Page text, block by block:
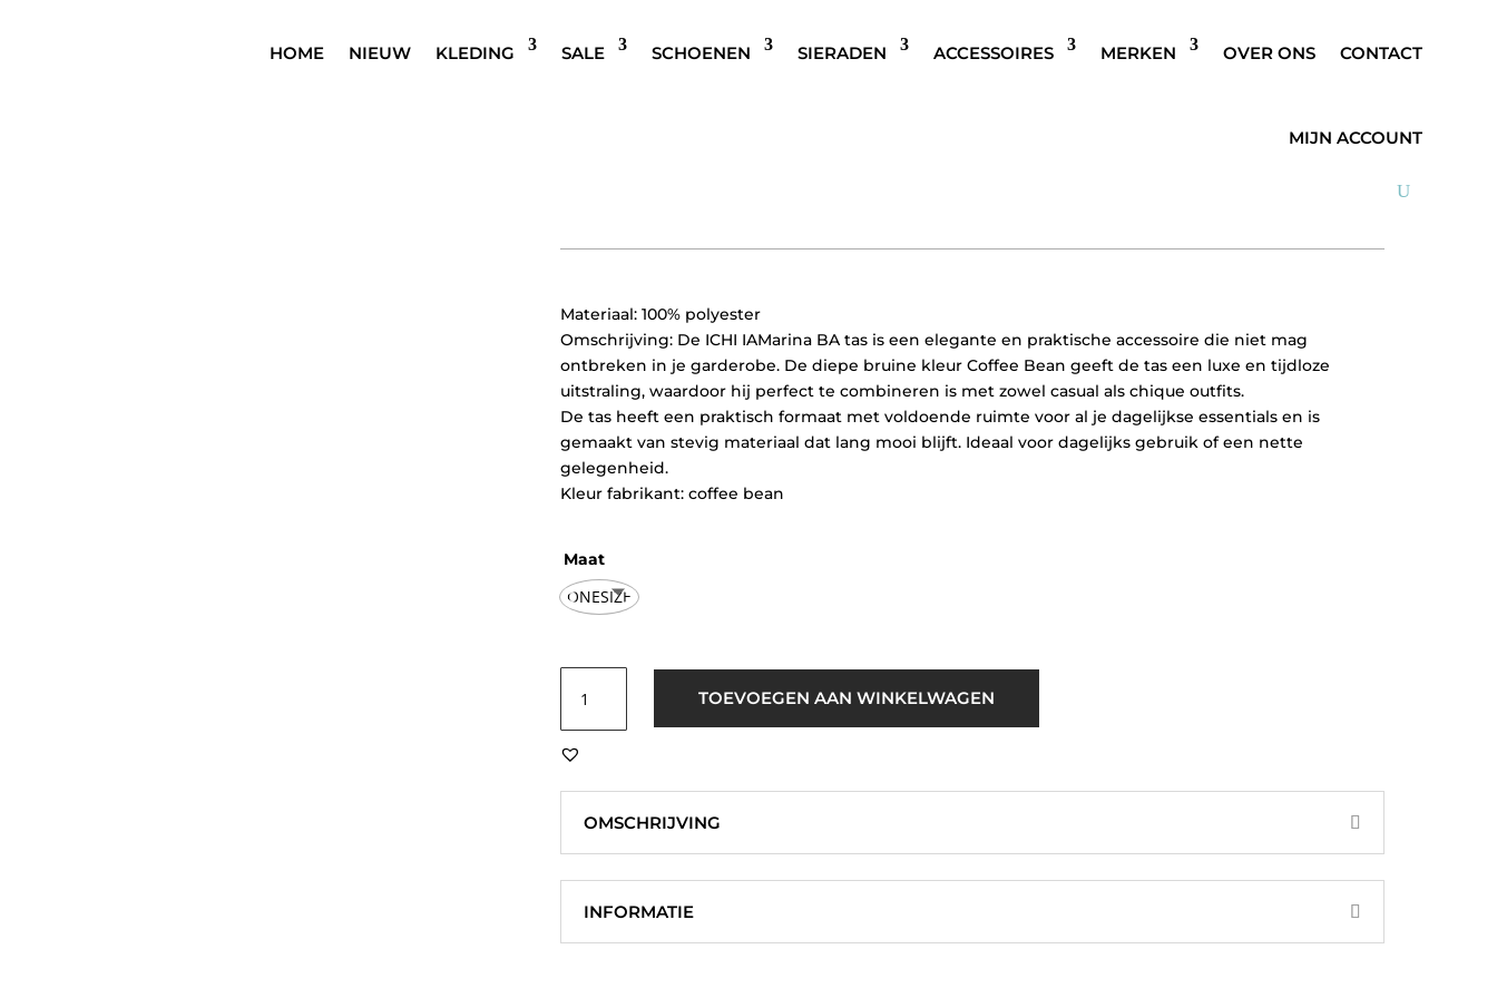
HOME NIEUW KLEDING SALE SCHOENEN SIERADEN ACCESSOIRES MERKEN OVER ONS CONTACT
MIJN ACCOUNT
Materiaal: 100% polyester
Omschrijving: De ICHI IAMarina BA tas is een elegante en praktische accessoire die niet mag
ontbreken in je garderobe. De diepe bruine kleur Coffee Bean geeft de tas een luxe en tijdloze
uitstraling, waardoor hij perfect te combineren is met zowel casual als chique outfits.
De tas heeft een praktisch formaat met voldoende ruimte voor al je dagelijkse essentials en is
gemaakt van stevig materiaal dat lang mooi blijft. Ideaal voor dagelijks gebruik of een nette
gelegenheid.
Kleur fabrikant: coffee bean
Maat
ONESIZE
IAMarina
BA
Tas
TOEVOEGEN AAN WINKELWAGEN
OMSCHRIJVING
INFORMATIE